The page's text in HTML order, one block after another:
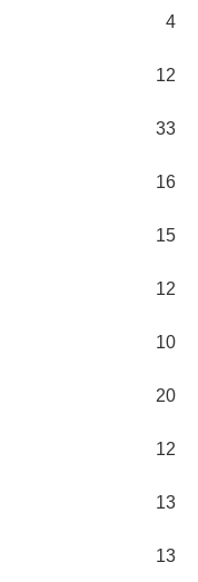
4
12
33
16
15
12
10
20
12
13
13